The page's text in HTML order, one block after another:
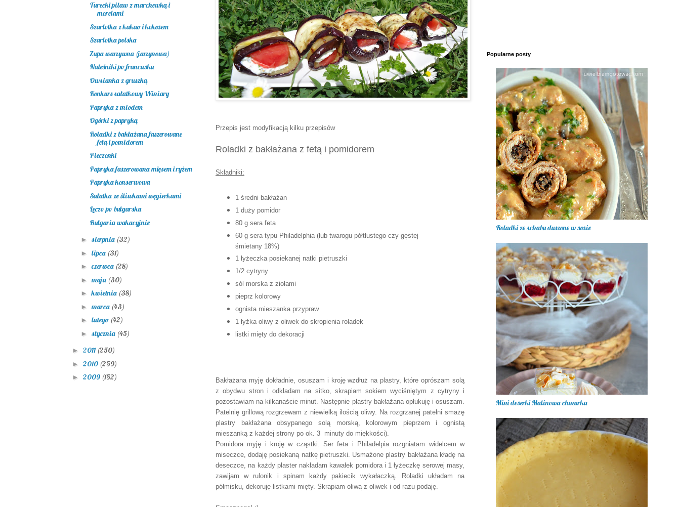
Przepis jest modyfikacją kilku przepisów
Roladki z bakłażana z fetą i pomidorem
Składniki:
1 średni bakłażan
1 duży pomidor
80 g sera feta
60 g sera typu Philadelphia (lub twarogu półtłustego czy gęstej
śmietany 18%)
1 łyżeczka posiekanej natki pietruszki
1/2 cytryny
sól morska z ziołami
pieprz kolorowy
ognista mieszanka przypraw
1 łyżka oliwy z oliwek do skropienia roladek
listki mięty do dekoracji
Bakłażana myję dokładnie, osuszam i kroję wzdłuż na plastry, które oprószam solą
z obydwu stron i odkładam na sitko, skrapiam sokiem wyciśniętym z cytryny i
pozostawiam na kilkanaście minut. Następnie plastry bakłażana opłukuję i osuszam.
Patelnię grillową rozgrzewam z niewielką ilością oliwy. Na rozgrzanej patelni smażę
plastry bakłażana obsypanego solą morską, kolorowym pieprzem i ognistą
mieszanką z każdej strony po ok. 3 minuty do miękkości).
Pomidora myję i kroję w cząstki. Ser feta i Philadelpia rozgniatam widelcem w
miseczce, dodaję posiekaną natkę pietruszki. Usmażone plastry bakłażana kładę na
deseczce, na każdy plaster nakładam kawałek pomidora i 1 łyżeczkę serowej masy,
zawijam w rulonik i spinam każdy pakiecik wykałaczką. Roladki układam na
półmisku, dekoruję listkami mięty. Skrapiam oliwą z oliwek i od razu podaję.
Turecki pilaw z marchewką i
morelami
Szarlotka z kakao i kokosem
Szarlotka polska
Zupa warzywna (jarzynowa)
Naleśniki po francusku
Owsianka z gruszką
Konkurs sałatkowy Winiary
Papryka z miodem
Ogórki z papryką
Roladki z bakłażana faszerowane
fetą i pomidorem
Pieczonki
Papryka faszerowana mięsem i ryżem
Papryka konserwowa
Sałatka ze śliwkami węgierkami
Leczo po bułgarsku
Bułgaria wakacyjnie
► sierpnia (32)
► lipca (31)
►czerwca (28)
► maja (30)
►kwietnia (38)
► marca (43)
► lutego (42)
► stycznia (45)
► 2011 (250)
► 2010 (259)
► 2009 (152)
Popularne posty
Roladki ze schabu duszone w sosie
Mini deserki Malinowa chmurka